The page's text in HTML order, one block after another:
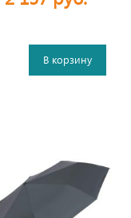
В корзину